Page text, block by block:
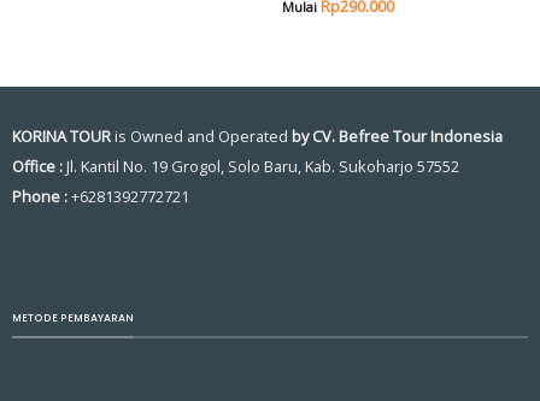
Rp290.000
KORINA TOURis Owned and Operated by CV. Befree Tour Indonesia
Office :Jl. Kantil No. 19 Grogol, Solo Baru, Kab. Sukoharjo 57552
Phone :+6281392772721
METODE PEMBAYARAN